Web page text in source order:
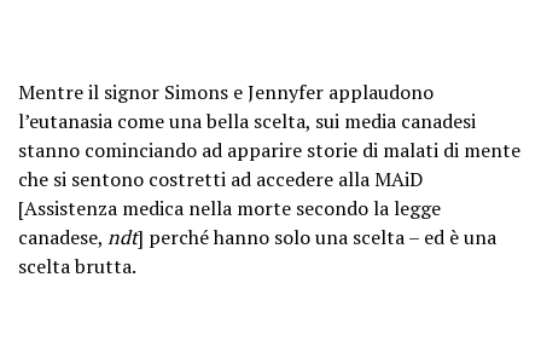
Mentre il signor Simons e Jennyfer applaudono
l’eutanasia come una bella scelta, sui media canadesi
stanno cominciando ad apparire storie di malati di mente
che si sentono costretti ad accedere alla MAiD
[Assistenza medica nella morte secondo la legge
canadese, ndt] perché hanno solo una scelta – ed è una
scelta brutta.